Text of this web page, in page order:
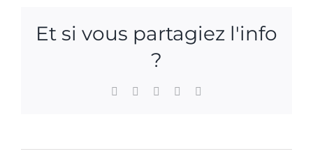
Et si vous partagiez l'info
?
Facebook WhatsApp
Pinterest